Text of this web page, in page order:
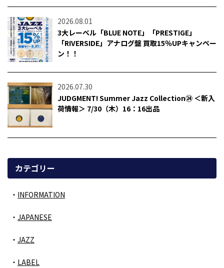
2026.08.01
3大レーベル「BLUE NOTE」「PRESTIGE」
「RIVERSIDE」アナログ盤 買取15％UPキャンペー
ン！！
2026.07.30
JUDGMENT! Summer Jazz Collection㉔ ＜新入
荷情報＞ 7/30（木）16：16出品
カテゴリー
INFORMATION
JAPANESE
JAZZ
LABEL